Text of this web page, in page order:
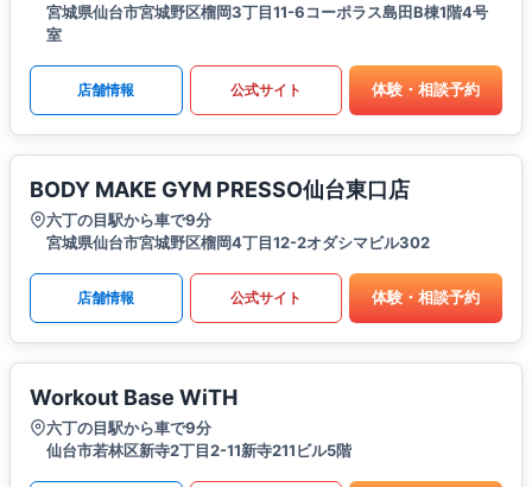
宮城県仙台市宮城野区榴岡3丁目11-6コーポラス島田B棟1階4号
室
店舗情報 公式サイト 体験・相談予約
BODY MAKE GYM PRESSO仙台東口店
六丁の目駅から車で9分
宮城県仙台市宮城野区榴岡4丁目12-2オダシマビル302
店舗情報 公式サイト 体験・相談予約
Workout Base WiTH
六丁の目駅から車で9分
仙台市若林区新寺2丁目2-11新寺211ビル5階